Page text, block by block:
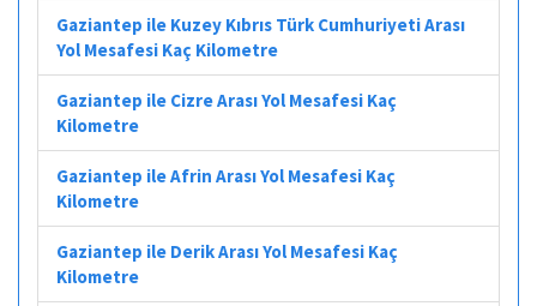
Gaziantep ile Kuzey Kıbrıs Türk Cumhuriyeti Arası
Yol Mesafesi Kaç Kilometre
Gaziantep ile Cizre Arası Yol Mesafesi Kaç
Kilometre
Gaziantep ile Afrin Arası Yol Mesafesi Kaç
Kilometre
Gaziantep ile Derik Arası Yol Mesafesi Kaç
Kilometre